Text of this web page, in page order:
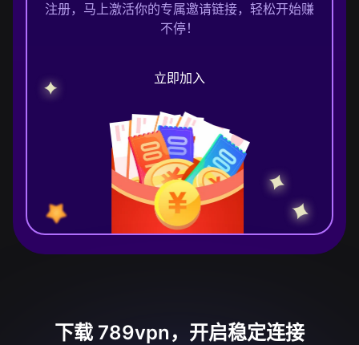
注册，马上激活你的专属邀请链接，轻松开始赚
不停！
立即加入
下载 789vpn，开启稳定连接